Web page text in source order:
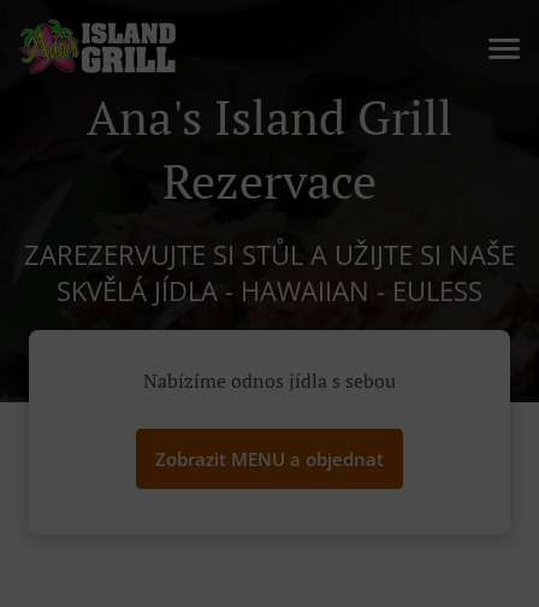
Ana's Island Grill
Rezervace
ZAREZERVUJTE SI STŮL A UŽIJTE SI NAŠE
SKVĚLÁ JÍDLA - HAWAIIAN - EULESS
Nabízíme odnos jídla s sebou
Zobrazit MENU a objednat